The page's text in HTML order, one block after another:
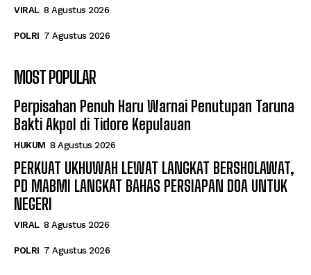
VIRAL 8 Agustus 2026
POLRI 7 Agustus 2026
MOST POPULAR
Perpisahan Penuh Haru Warnai Penutupan Taruna
Bakti Akpol di Tidore Kepulauan
HUKUM 8 Agustus 2026
PERKUAT UKHUWAH LEWAT LANGKAT BERSHOLAWAT,
PD MABMI LANGKAT BAHAS PERSIAPAN DOA UNTUK
NEGERI
VIRAL 8 Agustus 2026
POLRI 7 Agustus 2026